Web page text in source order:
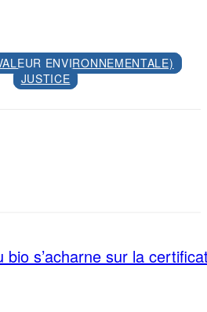
ENVIRONNEMENTALE)
JUSTICE
bio s’acharne sur la